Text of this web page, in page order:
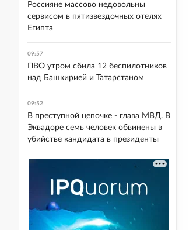
Россияне массово недовольны
сервисом в пятизвездочных отелях
Египта
09:57
ПВО утром сбила 12 беспилотников
над Башкирией и Татарстаном
09:52
В преступной цепочке - глава МВД. В
Эквадоре семь человек обвинены в
убийстве кандидата в президенты